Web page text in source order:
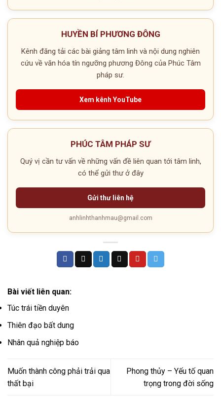
HUYỀN BÍ PHƯƠNG ĐÔNG
Kênh đăng tải các bài giảng tâm linh và nội dung nghiên
cứu về văn hóa tín ngưỡng phương Đông của Phúc Tâm
pháp sư.
Xem kênh YouTube
PHÚC TÂM PHÁP SƯ
Quý vị cần tư vấn về những vấn đề liên quan tới tâm linh,
có thể gửi thư ở đây
Gửi thư liên hệ
anhlinhthanhmau@gmail.com
Bài viết liên quan:
Túc trái tiền duyên
Thiên đạo bất dung
Nhân quả nghiệp báo
Muốn thành công phải trải qua
thất bại
Phong thủy – Yếu tố quan
trọng trong đời sống